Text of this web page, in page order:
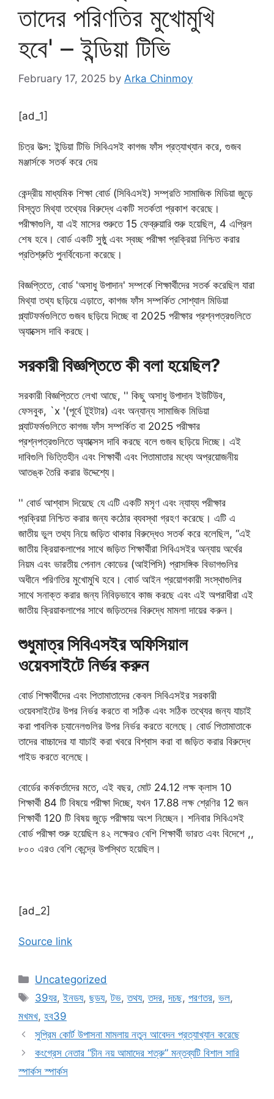
তাদের পরিণতির মুখোমুখি
হবে' – ইন্ডিয়া টিভি
February 17, 2025 by Arka Chinmoy
[ad_1]
চিত্র উত্স: ইন্ডিয়া টিভি সিবিএসই কাগজ ফাঁস প্রত্যাখ্যান করে, গুজব
মঞ্জার্সকে সতর্ক করে দেয়
কেন্দ্রীয় মাধ্যমিক শিক্ষা বোর্ড (সিবিএসই) সম্প্রতি সামাজিক মিডিয়া জুড়ে
বিস্তৃত মিথ্যা তথ্যের বিরুদ্ধে একটি সতর্কতা প্রকাশ করেছে।
পরীক্ষাগুলি, যা এই মাসের শুরুতে 15 ফেব্রুয়ারি শুরু হয়েছিল, 4 এপ্রিল
শেষ হবে। বোর্ড একটি সুষ্ঠু এবং স্বচ্ছ পরীক্ষা প্রক্রিয়া নিশ্চিত করার
প্রতিশ্রুতি পুনর্বিবেচনা করেছে।
বিজ্ঞপ্তিতে, বোর্ড 'অসাধু উপাদান' সম্পর্কে শিক্ষার্থীদের সতর্ক করেছিল যারা
মিথ্যা তথ্য ছড়িয়ে এড়াতে, কাগজ ফাঁস সম্পর্কিত সোশ্যাল মিডিয়া
প্ল্যাটফর্মগুলিতে গুজব ছড়িয়ে দিচ্ছে বা 2025 পরীক্ষার প্রশ্নপত্রগুলিতে
অ্যাক্সেস দাবি করছে।
সরকারী বিজ্ঞপ্তিতে কী বলা হয়েছিল?
সরকারী বিজ্ঞপ্তিতে লেখা আছে, '' কিছু অসাধু উপাদান ইউটিউব,
ফেসবুক, `x '(পূর্বে টুইটার) এবং অন্যান্য সামাজিক মিডিয়া
প্ল্যাটফর্মগুলিতে কাগজ ফাঁস সম্পর্কিত বা 2025 পরীক্ষার
প্রশ্নপত্রগুলিতে অ্যাক্সেস দাবি করছে বলে গুজব ছড়িয়ে দিচ্ছে। এই
দাবিগুলি ভিত্তিহীন এবং শিক্ষার্থী এবং পিতামাতার মধ্যে অপ্রয়োজনীয়
আতঙ্ক তৈরি করার উদ্দেশ্যে।
'' বোর্ড আশ্বাস দিয়েছে যে এটি একটি মসৃণ এবং ন্যায্য পরীক্ষার
প্রক্রিয়া নিশ্চিত করার জন্য কঠোর ব্যবস্থা গ্রহণ করেছে। এটি এ
জাতীয় ভুল তথ্য নিয়ে জড়িত থাকার বিরুদ্ধেও সতর্ক করে বলেছিল, “এই
জাতীয় ক্রিয়াকলাপের সাথে জড়িত শিক্ষার্থীরা সিবিএসইর অন্যায় অর্থের
নিয়ম এবং ভারতীয় পেনাল কোডের (আইপিসি) প্রাসঙ্গিক বিভাগগুলির
অধীনে পরিণতির মুখোমুখি হবে। বোর্ড আইন প্রয়োগকারী সংস্থাগুলির
সাথে সনাক্ত করার জন্য নিবিড়ভাবে কাজ করছে এবং এই অপরাধীরা এই
জাতীয় ক্রিয়াকলাপের সাথে জড়িতদের বিরুদ্ধে মামলা দায়ের করুন।
শুধুমাত্র সিবিএসইর অফিসিয়াল
ওয়েবসাইটে নির্ভর করুন
বোর্ড শিক্ষার্থীদের এবং পিতামাতাদের কেবল সিবিএসইর সরকারী
ওয়েবসাইটের উপর নির্ভর করতে বা সঠিক এবং সঠিক তথ্যের জন্য যাচাই
করা পাবলিক চ্যানেলগুলির উপর নির্ভর করতে বলেছে। বোর্ড পিতামাতাকে
তাদের বাচ্চাদের যা যাচাই করা খবরে বিশ্বাস করা বা জড়িত করার বিরুদ্ধে
গাইড করতে বলেছে।
বোর্ডের কর্মকর্তাদের মতে, এই বছর, মোট 24.12 লক্ষ ক্লাস 10
শিক্ষার্থী 84 টি বিষয়ে পরীক্ষা দিচ্ছে, যখন 17.88 লক্ষ শ্রেণির 12 জন
শিক্ষার্থী 120 টি বিষয় জুড়ে পরীক্ষায় অংশ নিচ্ছেন। শনিবার সিবিএসই
বোর্ড পরীক্ষা শুরু হয়েছিল ৪২ লক্ষেরও বেশি শিক্ষার্থী ভারত এবং বিদেশে ,,
৮০০ এরও বেশি কেন্দ্রে উপস্থিত হয়েছিল।
[ad_2]
Source link
Categories
Uncategorized
Tags
39যর,ইনডয,ছডয,টভ,তথয,তদর,দচছ,পরণতর,ভল,
মখমখ, হব39
সুপ্রিম কোর্ট উপাসনা মামলায় নতুন আবেদন প্রত্যাখ্যান করেছে
কংগ্রেস নেতার “চীন নয় আমাদের শত্রু” মন্তব্যটি বিশাল সারি
স্পার্কস স্পার্কস